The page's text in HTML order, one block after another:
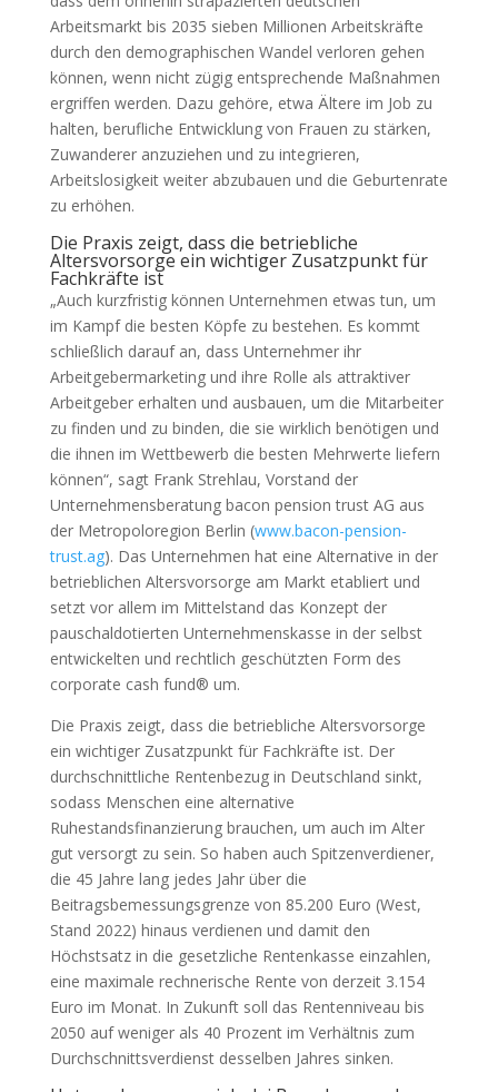
Arbeitsmarkt bis 2035 sieben Millionen Arbeitskräfte
durch den demographischen Wandel verloren gehen
können, wenn nicht zügig entsprechende Maßnahmen
ergriffen werden. Dazu gehöre, etwa Ältere im Job zu
halten, berufliche Entwicklung von Frauen zu stärken,
Zuwanderer anzuziehen und zu integrieren,
Arbeitslosigkeit weiter abzubauen und die Geburtenrate
zu erhöhen.
Die Praxis zeigt, dass die betriebliche
Altersvorsorge ein wichtiger Zusatzpunkt für
Fachkräfte ist
„Auch kurzfristig können Unternehmen etwas tun, um
im Kampf die besten Köpfe zu bestehen. Es kommt
schließlich darauf an, dass Unternehmer ihr
Arbeitgebermarketing und ihre Rolle als attraktiver
Arbeitgeber erhalten und ausbauen, um die Mitarbeiter
zu finden und zu binden, die sie wirklich benötigen und
die ihnen im Wettbewerb die besten Mehrwerte liefern
können“, sagt Frank Strehlau, Vorstand der
Unternehmensberatung bacon pension trust AG aus
der Metropoloregion Berlin (www.bacon-pension-
trust.ag). Das Unternehmen hat eine Alternative in der
betrieblichen Altersvorsorge am Markt etabliert und
setzt vor allem im Mittelstand das Konzept der
pauschaldotierten Unternehmenskasse in der selbst
entwickelten und rechtlich geschützten Form des
corporate cash fund® um.
Die Praxis zeigt, dass die betriebliche Altersvorsorge
ein wichtiger Zusatzpunkt für Fachkräfte ist. Der
durchschnittliche Rentenbezug in Deutschland sinkt,
sodass Menschen eine alternative
Ruhestandsfinanzierung brauchen, um auch im Alter
gut versorgt zu sein. So haben auch Spitzenverdiener,
die 45 Jahre lang jedes Jahr über die
Beitragsbemessungsgrenze von 85.200 Euro (West,
Stand 2022) hinaus verdienen und damit den
Höchstsatz in die gesetzliche Rentenkasse einzahlen,
eine maximale rechnerische Rente von derzeit 3.154
Euro im Monat. In Zukunft soll das Rentenniveau bis
2050 auf weniger als 40 Prozent im Verhältnis zum
Durchschnittsverdienst desselben Jahres sinken.